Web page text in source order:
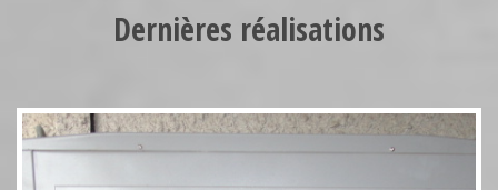
Dernières réalisations